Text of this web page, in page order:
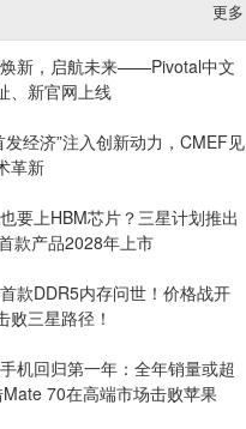
更多
新，启航未来——Pivotal中文
、新官网上线
发经济”注入创新动力，CMEF见
革新
要上HBM芯片？三星计划推出
款产品2028年上市
款DDR5内存问世！价格战开
败三星路径！
机回归第一年：全年销量或超
70在高端市场击败苹果